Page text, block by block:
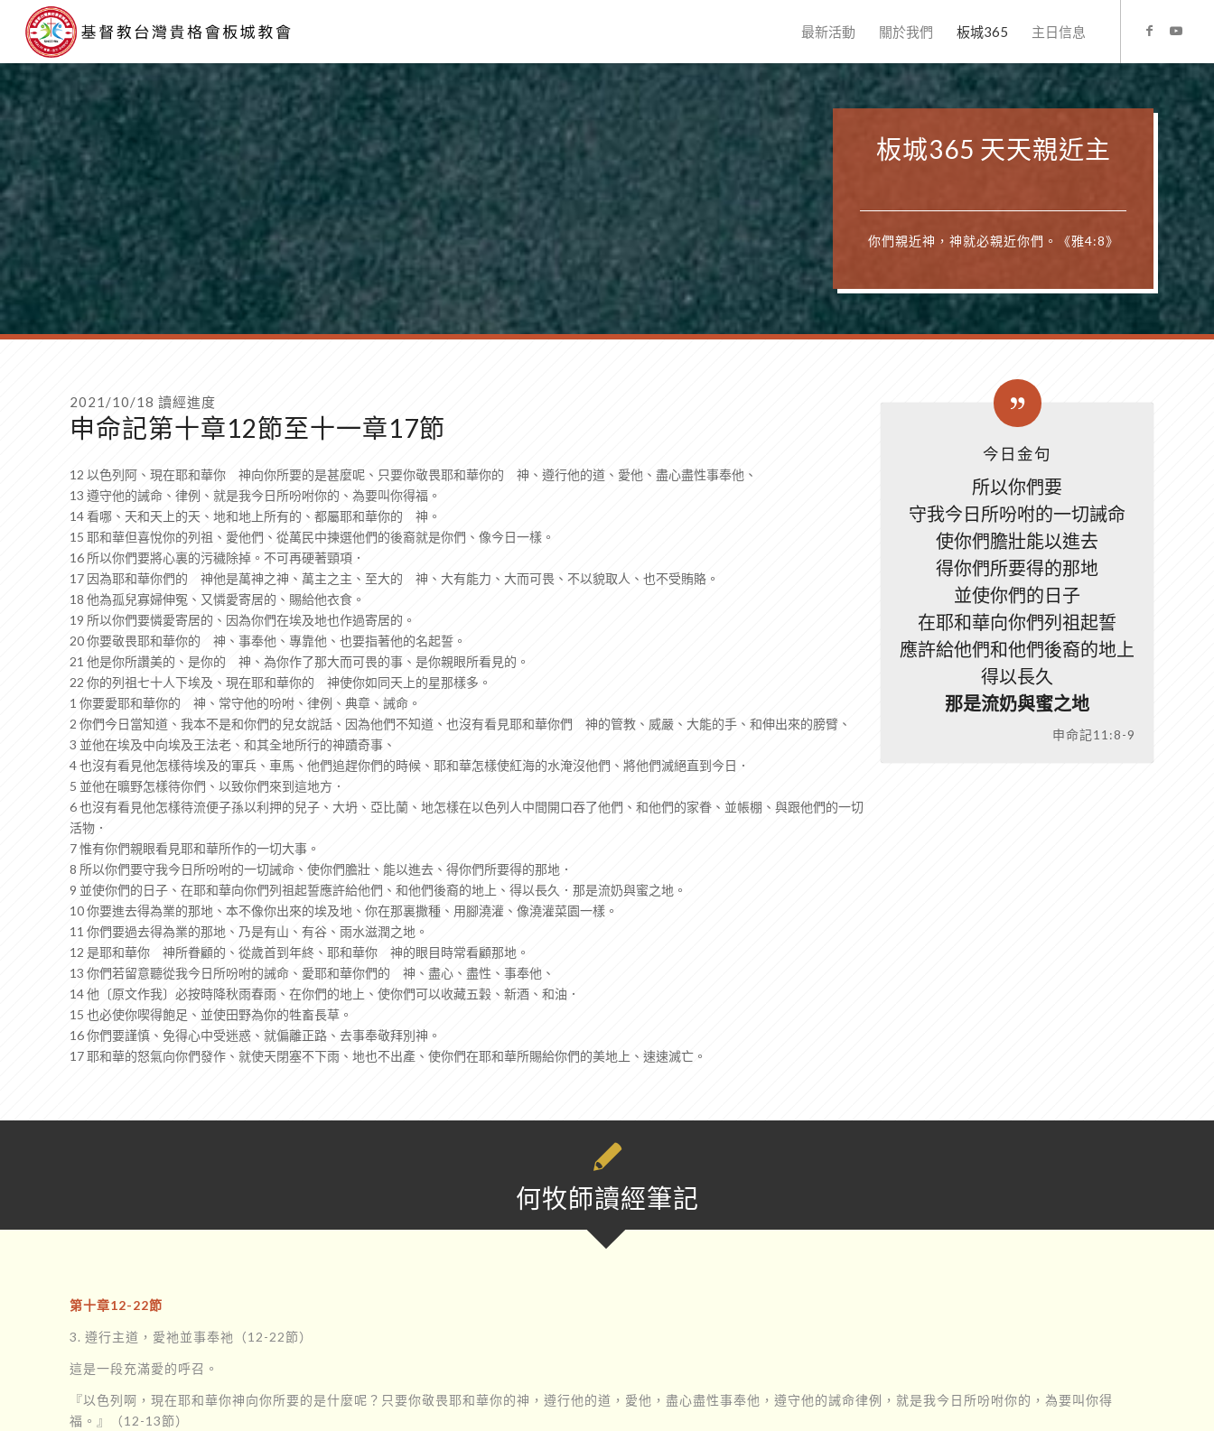
最新活動 關於我們 板城365 主日信息
板城365 天天親近主
你們親近神，神就必親近你們。《雅4:8》
2021/10/18 讀經進度
申命記第十章12節至十一章17節
12 以色列阿、現在耶和華你 神向你所要的是甚麼呢、只要你敬畏耶和華你的 神、遵行他的道、愛他、盡心盡性事奉他、
13 遵守他的誡命、律例、就是我今日所吩咐你的、為要叫你得福。
14 看哪、天和天上的天、地和地上所有的、都屬耶和華你的 神。
15 耶和華但喜悅你的列祖、愛他們、從萬民中揀選他們的後裔就是你們、像今日一樣。
16 所以你們要將心裏的污穢除掉。不可再硬著頸項．
17 因為耶和華你們的 神他是萬神之神、萬主之主、至大的 神、大有能力、大而可畏、不以貌取人、也不受賄賂。
18 他為孤兒寡婦伸冤、又憐愛寄居的、賜給他衣食。
19 所以你們要憐愛寄居的、因為你們在埃及地也作過寄居的。
20 你要敬畏耶和華你的 神、事奉他、專靠他、也要指著他的名起誓。
21 他是你所讚美的、是你的 神、為你作了那大而可畏的事、是你親眼所看見的。
22 你的列祖七十人下埃及、現在耶和華你的 神使你如同天上的星那樣多。
1 你要愛耶和華你的 神、常守他的吩咐、律例、典章、誡命。
2 你們今日當知道、我本不是和你們的兒女說話、因為他們不知道、也沒有看見耶和華你們 神的管教、威嚴、大能的手、和伸出來的膀臂、
3 並他在埃及中向埃及王法老、和其全地所行的神蹟奇事、
4 也沒有看見他怎樣待埃及的軍兵、車馬、他們追趕你們的時候、耶和華怎樣使紅海的水淹沒他們、將他們滅絕直到今日．
5 並他在曠野怎樣待你們、以致你們來到這地方．
6 也沒有看見他怎樣待流便子孫以利押的兒子、大坍、亞比蘭、地怎樣在以色列人中間開口吞了他們、和他們的家眷、並帳棚、與跟他們的一切
活物．
7 惟有你們親眼看見耶和華所作的一切大事。
8 所以你們要守我今日所吩咐的一切誡命、使你們膽壯、能以進去、得你們所要得的那地．
9 並使你們的日子、在耶和華向你們列祖起誓應許給他們、和他們後裔的地上、得以長久．那是流奶與蜜之地。
10 你要進去得為業的那地、本不像你出來的埃及地、你在那裏撒種、用腳澆灌、像澆灌菜園一樣。
11 你們要過去得為業的那地、乃是有山、有谷、雨水滋潤之地。
12 是耶和華你 神所眷顧的、從歲首到年終、耶和華你 神的眼目時常看顧那地。
13 你們若留意聽從我今日所吩咐的誡命、愛耶和華你們的 神、盡心、盡性、事奉他、
14 他〔原文作我〕必按時降秋雨春雨、在你們的地上、使你們可以收藏五穀、新酒、和油．
15 也必使你喫得飽足、並使田野為你的牲畜長草。
16 你們要謹慎、免得心中受迷惑、就偏離正路、去事奉敬拜別神。
17 耶和華的怒氣向你們發作、就使天閉塞不下雨、地也不出產、使你們在耶和華所賜給你們的美地上、速速滅亡。
今日金句
所以你們要
守我今日所吩咐的一切誡命
使你們膽壯能以進去
得你們所要得的那地
並使你們的日子
在耶和華向你們列祖起誓
應許給他們和他們後裔的地上
得以長久
那是流奶與蜜之地
申命記11:8-9
何牧師讀經筆記
第十章12-22節
3. 遵行主道，愛祂並事奉祂（12-22節）
這是一段充滿愛的呼召。
『以色列啊，現在耶和華你神向你所要的是什麼呢？只要你敬畏耶和華你的神，遵行他的道，愛他，盡心盡性事奉他，遵守他的誡命律例，就是我今日所吩咐你的，為要叫你得
福。』（12-13節）